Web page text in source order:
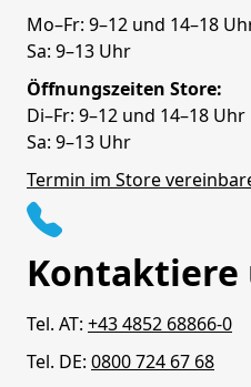
Mo–Fr: 9–12 und 14–18
Sa: 9–13 Uhr
Öffnungszeiten Store:
Di–Fr: 9–12 und 14–18 Uhr
Sa: 9–13 Uhr
Termin im Store
Kontaktiere
Tel. AT: +43 4852 68866-0
Tel. DE: 0800 724 67 68